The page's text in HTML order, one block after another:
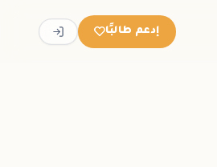
إدعم طالبًا